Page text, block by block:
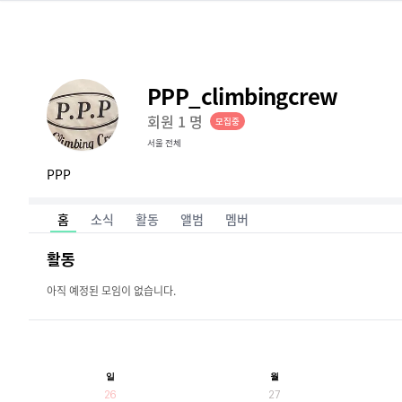
PPP_climbingcrew
회원 1 명
모집중
서울 전체
PPP
홈 소식 활동 앨범 멤버
활동
아직 예정된 모임이 없습니다.
일 월
26 27